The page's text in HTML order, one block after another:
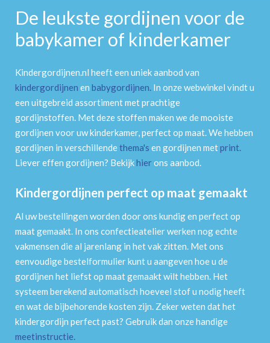
De leukste gordijnen voor de
babykamer of kinderkamer
Kindergordijnen.nl heeft een uniek aanbod van
kindergordijnen en babygordijnen. In onze webwinkel vindt u
een uitgebreid assortiment met prachtige
gordijnstoffen. Met deze stoffen maken we de mooiste
gordijnen voor uw kinderkamer, perfect op maat. We hebben
gordijnen in verschillendethema's en gordijnen metprint.
Liever effen gordijnen? Bekijkhierons aanbod.
Kindergordijnen perfect op maat gemaakt
Al uw bestellingen worden door ons kundig en perfect op
maat gemaakt. In ons confectieatelier werken nog echte
vakmensen die al jarenlang in het vak zitten. Met ons
eenvoudige bestelformulier kunt u aangeven hoe u de
gordijnen het liefst op maat gemaakt wilt hebben. Het
systeem berekend automatisch hoeveel stof u nodig heeft
en wat de bijbehorende kosten zijn. Zeker weten dat het
kindergordijn perfect past? Gebruik dan onze handige
meetinstructie.